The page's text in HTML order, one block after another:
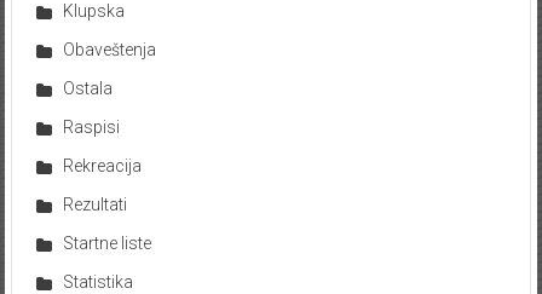
Klupska
Obaveštenja
Ostala
Raspisi
Rekreacija
Rezultati
Startne liste
Statistika